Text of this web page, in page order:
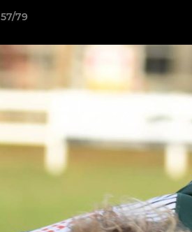
57/79